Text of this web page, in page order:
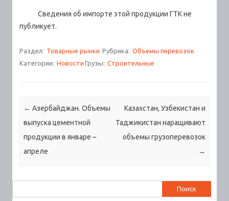
Сведения об импорте этой продукции ГТК не
публикует.
Раздел: Товарные рынки Рубрика: Объемы перевозок
Категории: Новости Грузы: Строительные
Навигация по записям
← Азербайджан. Объемы
выпуска цементной
продукции в январе –
апреле
Казахстан, Узбекистан и
Таджикистан наращивают
объемы грузоперевозок
→